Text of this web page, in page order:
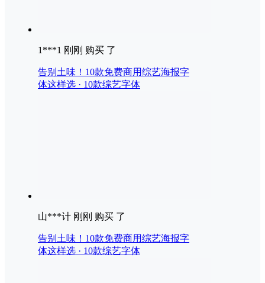
1***1 刚刚 购买 了
告别土味！10款免费商用综艺海报字
体这样选 · 10款综艺字体
山***计 刚刚 购买 了
告别土味！10款免费商用综艺海报字
体这样选 · 10款综艺字体